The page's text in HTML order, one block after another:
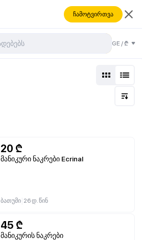
ჩამოტვირთვა
GE /₾
20 ₾
მანიკური ნაკრები Ecrinal
ბათუმი 26 დ. წინ
45 ₾
მანიკურის ნაკრები